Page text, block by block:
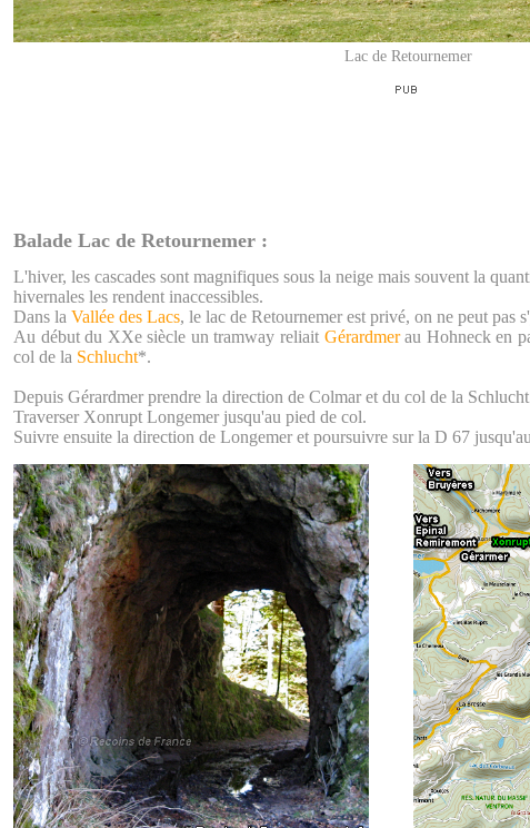
Lac de Retournemer
Balade Lac de Retournemer :
L'hiver, les cascades sont magnifiques sous la neige mais souvent la
hivernales les rendent inaccessibles.
Dans la Vallée des Lacs, le lac de Retournemer est privé, on ne peut pas
Au début du XXe siècle un tramway reliait Gérardmerau Hohneck en
col de la Schlucht*.
Depuis Gérardmer prendre la direction de Colmar et du col de la
Traverser Xonrupt Longemer jusqu'au pied de col.
Suivre ensuite la direction de Longemer et poursuivre sur la D 67